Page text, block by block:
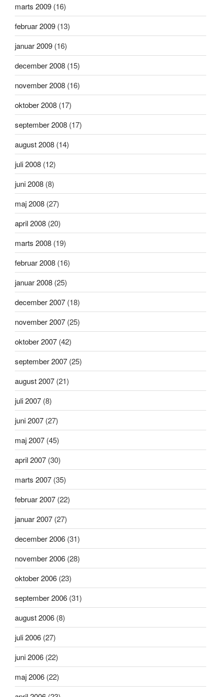
marts 2009 (16)
februar 2009 (13)
januar 2009 (16)
december 2008 (15)
november 2008 (16)
oktober 2008 (17)
september 2008 (17)
august 2008 (14)
juli 2008 (12)
juni 2008 (8)
maj 2008 (27)
april 2008 (20)
marts 2008 (19)
februar 2008 (16)
januar 2008 (25)
december 2007 (18)
november 2007 (25)
oktober 2007 (42)
september 2007 (25)
august 2007 (21)
juli 2007 (8)
juni 2007 (27)
maj 2007 (45)
april 2007 (30)
marts 2007 (35)
februar 2007 (22)
januar 2007 (27)
december 2006 (31)
november 2006 (28)
oktober 2006 (23)
september 2006 (31)
august 2006 (8)
juli 2006 (27)
juni 2006 (22)
maj 2006 (22)